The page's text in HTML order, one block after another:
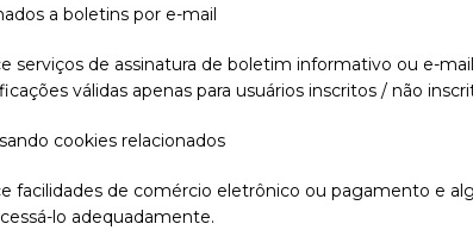
a boletins por e-mail
serviços de assinatura de boletim informativo ou e-
válidas apenas para usuários inscritos / não
cookies relacionados
facilidades de comércio eletrônico ou pagamento e
lo adequadamente.